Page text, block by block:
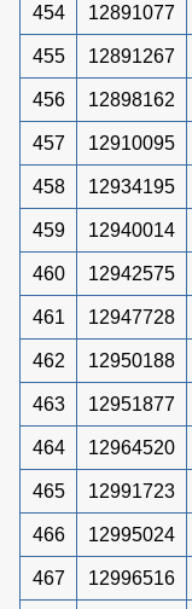
454 12891077
455 12891267
456 12898162
457 12910095
458 12934195
459 12940014
460 12942575
461 12947728
462 12950188
463 12951877
464 12964520
465 12991723
466 12995024
467 12996516